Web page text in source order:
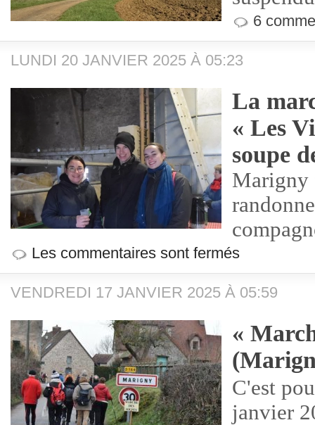
6
LUNDI 20 JANVIER 2025 À 05:23
La
« Les
soupe
Marigny
Les commentaires sont fermés
VENDREDI 17 JANVIER 2025 À 05:59
«
C'est
janvier